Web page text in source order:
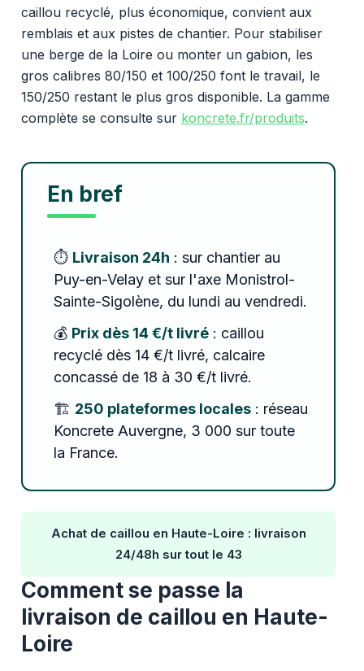
caillou recyclé, plus économique, convient aux
remblais et aux pistes de chantier. Pour stabiliser
une berge de la Loire ou monter un gabion, les
gros calibres 80/150 et 100/250 font le travail, le
150/250 restant le plus gros disponible. La gamme
complète se consulte sur koncrete.fr/produits.
En bref
⏱️ Livraison 24h : sur chantier au
Puy-en-Velay et sur l'axe Monistrol-
Sainte-Sigolène, du lundi au vendredi.
💰 Prix dès 14 €/t livré: caillou
recyclé dès 14 €/t livré, calcaire
concassé de 18 à 30 €/t livré.
🏗️ 250 plateformes locales: réseau
Koncrete Auvergne, 3 000 sur toute
la France.
Achat de caillou en Haute-Loire : livraison
24/48h sur tout le 43
Comment se passe la
livraison de caillou en Haute-
Loire